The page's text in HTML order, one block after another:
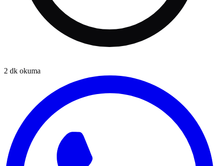
2 dk okuma